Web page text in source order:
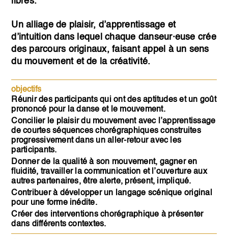
Un alliage de plaisir, d’apprentissage et
d’intuition dans lequel chaque danseur·euse crée
des parcours originaux, faisant appel à un sens
du mouvement et de la créativité.
objectifs
Réunir des participants qui ont des aptitudes et un goût
prononcé pour la danse et le mouvement.
Concilier le plaisir du mouvement avec l’apprentissage
de courtes séquences chorégraphiques construites
progressivement dans un aller-retour avec les
participants.
Donner de la qualité à son mouvement, gagner en
fluidité, travailler la communication et l’ouverture aux
autres partenaires, être alerte, présent, impliqué.
Contribuer à développer un langage scénique original
pour une forme inédite.
Créer des interventions chorégraphique à présenter
dans différents contextes.